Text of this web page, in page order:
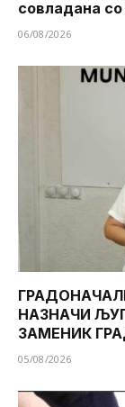
совладана
06/08/2026
НАЗНАЧИ
ЗАМЕНИК
05/08/2026